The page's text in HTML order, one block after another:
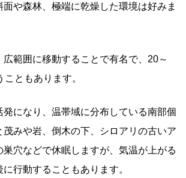
や森林、極端に乾燥した環境は好みま
範囲に移動することで有名で、20～
ともあります。
発になり、温帯域に分布している南部個
茂みや岩、倒木の下、シロアリの古いア
巣穴などで休眠しますが、気温が上がる
行動することもあります。